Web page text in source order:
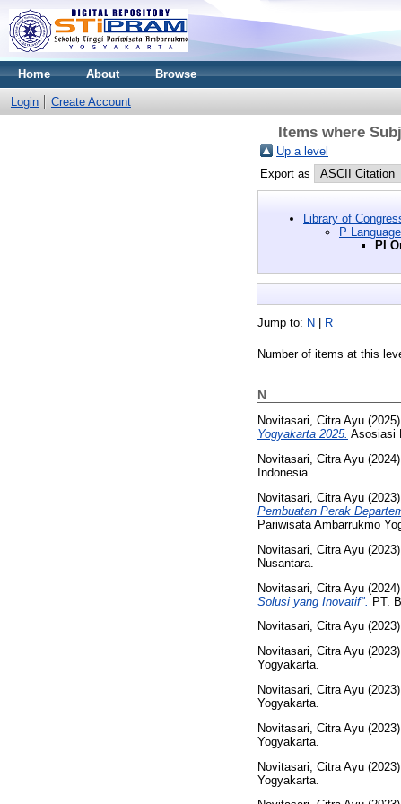
Home About Browse
Login Create Account
Items where
Up a level
Export as
Library of
P
PI
Jump to: N | R
Number of items at this
N
Novitasari, Citra Ayu (2025)
Yogyakarta 2025. Asosiasi
Novitasari, Citra Ayu (2024)
Indonesia.
Novitasari, Citra Ayu (2023)
Pembuatan Perak
Pariwisata Ambarrukmo
Novitasari, Citra Ayu (2023)
Nusantara.
Novitasari, Citra Ayu (2024)
Solusi yang Inovatif". PT.
Novitasari, Citra Ayu (2023)
Novitasari, Citra Ayu (2023)
Yogyakarta.
Novitasari, Citra Ayu (2023)
Yogyakarta.
Novitasari, Citra Ayu (2023)
Yogyakarta.
Novitasari, Citra Ayu (2023)
Yogyakarta.